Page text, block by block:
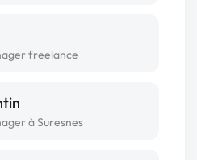
freelance
à Suresnes